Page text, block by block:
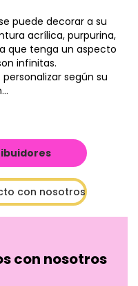
puede decorar a su
acrílica, purpurina,
que tenga un aspecto
infinitas.
personalizar según su
con nosotros
con nosotros